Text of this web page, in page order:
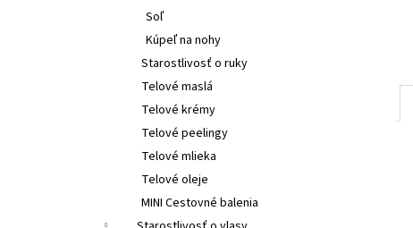
Soľ
Kúpeľ na nohy
Starostlivosť o ruky
Telové maslá
Telové krémy
Telové peelingy
Telové mlieka
Telové oleje
MINI Cestovné balenia